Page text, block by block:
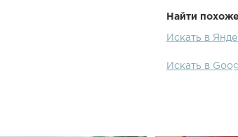
Найти
Искать в
Искать в